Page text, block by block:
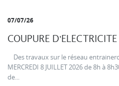
07/07/26
COUPURE D'ELECTRICITE
Des travaux sur le réseau
MERCREDI 8 JUILLET 2026 de 8h à
de...